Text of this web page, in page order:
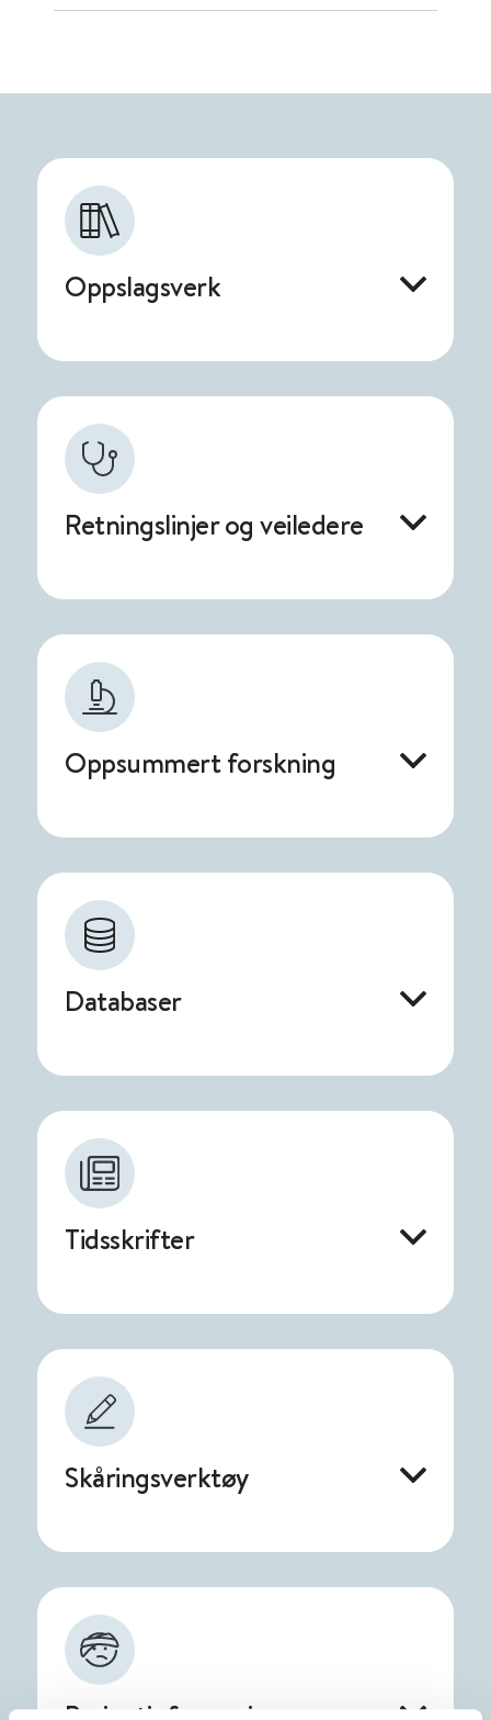
Oppslagsverk
Retningslinjer og veiledere
Oppsummert forskning
Databaser
Tidsskrifter
Skåringsverktøy